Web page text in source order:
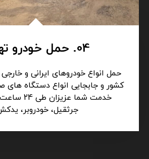
04. حمل خودرو تهران
حمل انواع خودروهای ایرانی و
کشور و جابجایی انواع دستگاه های
خدمت شما
جرثقیل، خودروبر،